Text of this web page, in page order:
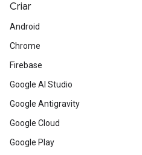
Criar
Android
Chrome
Firebase
Google AI Studio
Google Antigravity
Google Cloud
Google Play